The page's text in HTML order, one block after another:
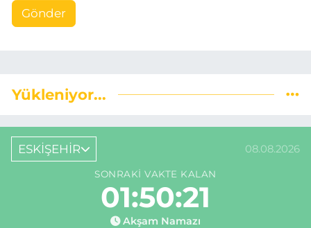
Gönder
Yükleniyor...
ESKİŞEHİR 08.08.2026
SONRAKI VAKTE KALAN
01:50:20
Akşam Namazı